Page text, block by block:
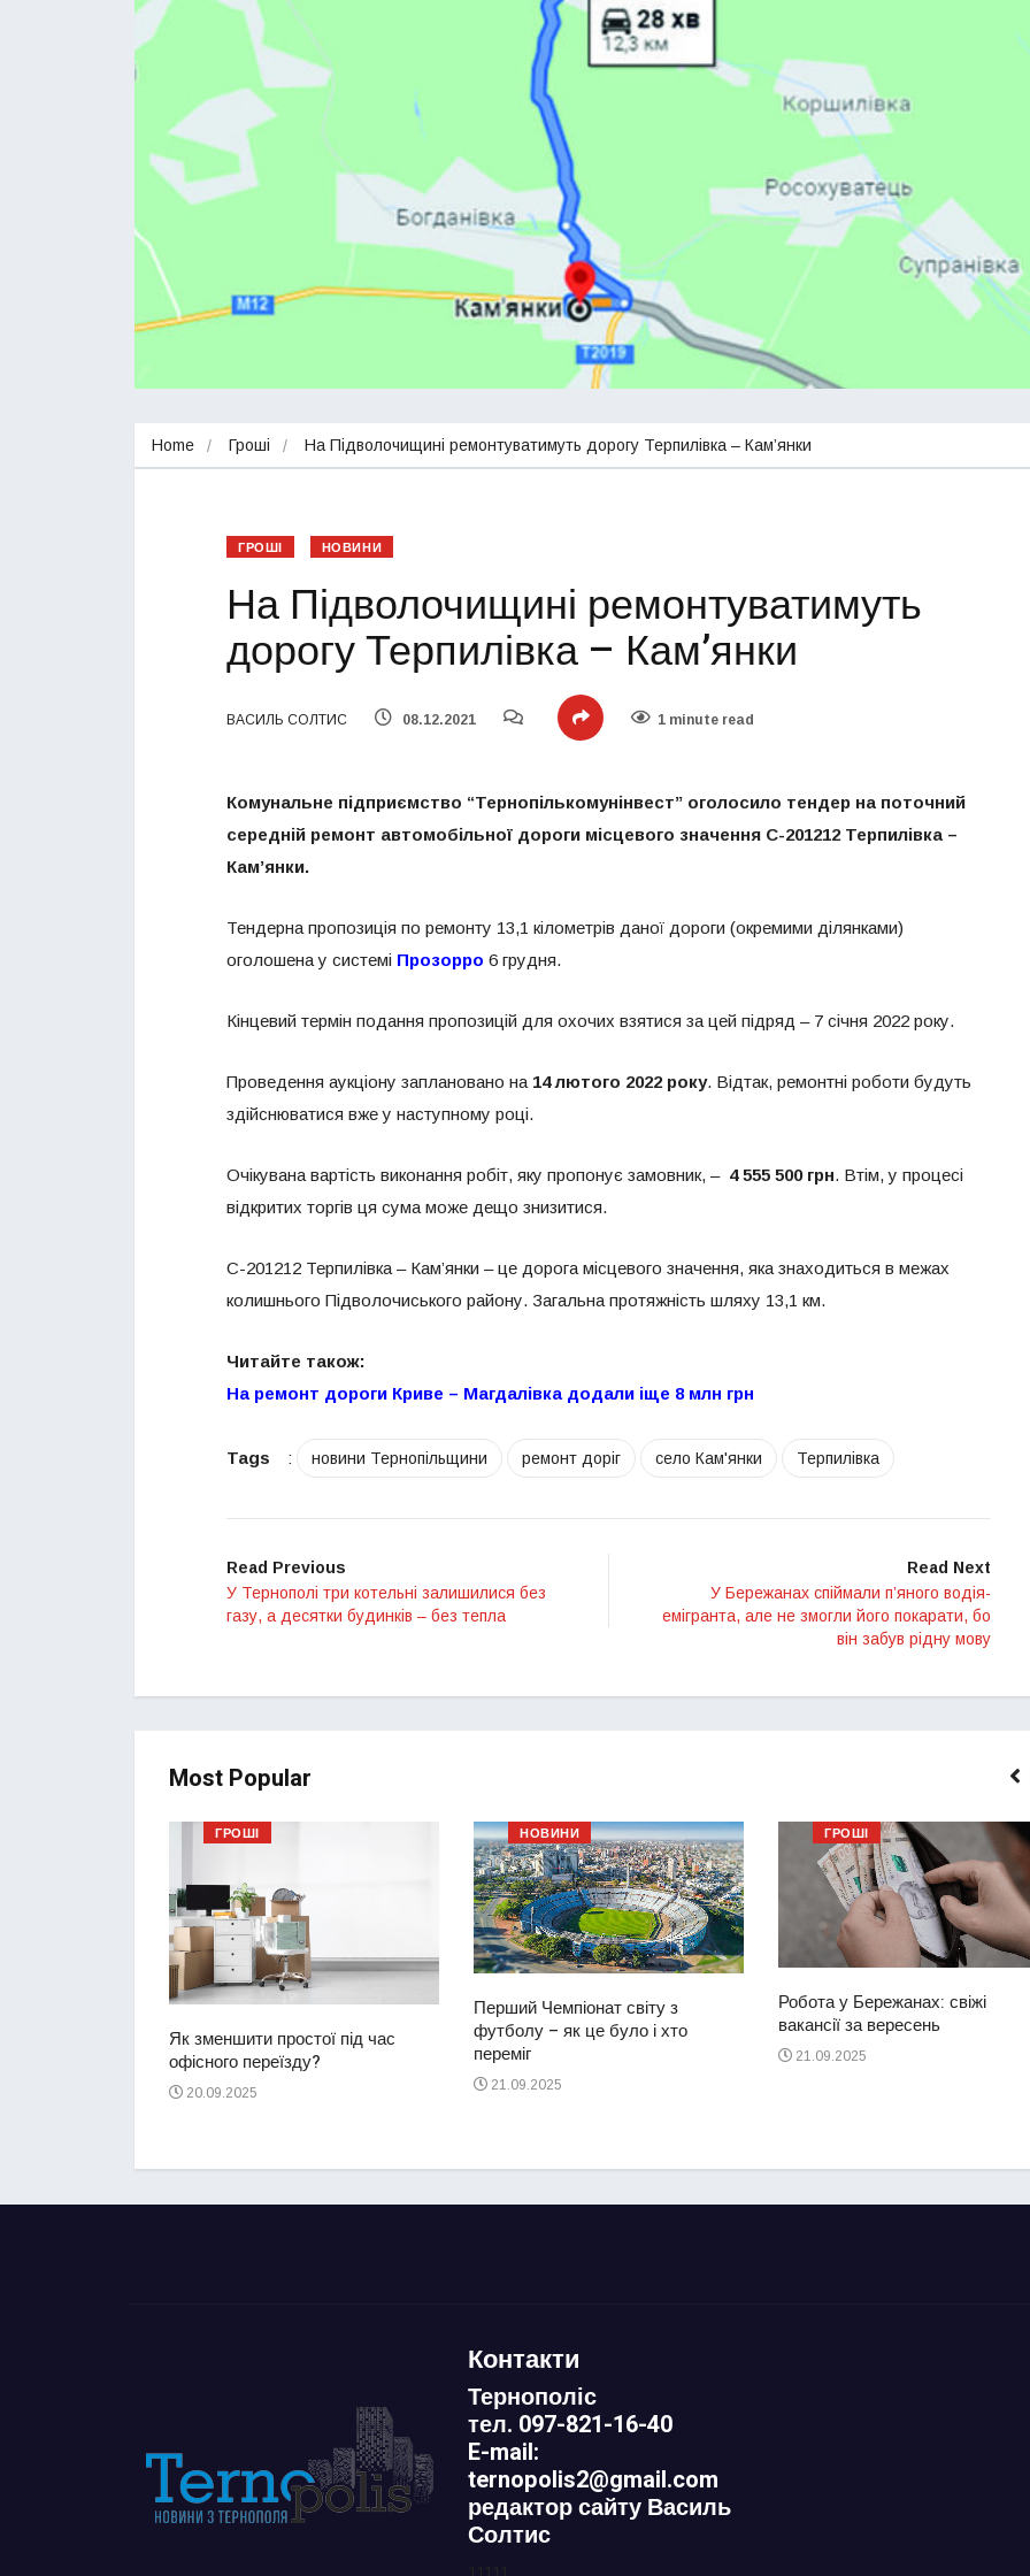
Home Гроші На Підволочищині ремонтуватимуть дорогу Терпилівка – Кам’янки
ГРОШІ НОВИНИ
На Підволочищині ремонтуватимуть
дорогу Терпилівка – Кам’янки
ВАСИЛЬ СОЛТИС 08.12.2021 1 minute read
Комунальне підприємство “Тернопількомунінвест” оголосило тендер на поточний
середній ремонт автомобільної дороги місцевого значення С-201212 Терпилівка –
Кам’янки.
Тендерна пропозиція по ремонту 13,1 кілометрів даної дороги (окремими ділянками)
оголошена у системі Прозорро 6 грудня.
Кінцевий термін подання пропозицій для охочих взятися за цей підряд – 7 січня 2022 року.
Проведення аукціону заплановано на 14 лютого 2022 року. Відтак, ремонтні роботи будуть
здійснюватися вже у наступному році.
Очікувана вартість виконання робіт, яку пропонує замовник, – 4 555 500грн. Втім, у процесі
відкритих торгів ця сума може дещо знизитися.
С-201212 Терпилівка – Кам’янки – це дорога місцевого значення, яка знаходиться в межах
колишнього Підволочиського району. Загальна протяжність шляху 13,1 км.
Читайте також:
На ремонт дороги Криве – Магдалівка додали іще 8 млн грн
Tags : новини Тернопільщини ремонт доріг село Кам'янки Терпилівка
Read Previous
У Тернополі три котельні залишилися без
газу, а десятки будинків – без тепла
Read Next
У Бережанах спіймали п’яного водія-
емігранта, але не змогли його покарати, бо
він забув рідну мову
Most Popular
ГРОШІ
Як зменшити простої під час
офісного переїзду?
20.09.2025
НОВИНИ
Перший Чемпіонат світу з
футболу – як це було і хто
переміг
21.09.2025
ГРОШІ
Робота у Бережанах: свіжі
вакансії за вересень
21.09.2025